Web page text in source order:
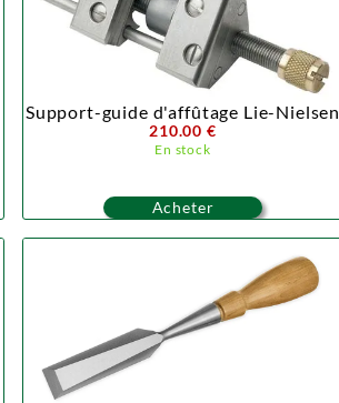
Support-guide d'affûtage Lie-Nielsen
210.00 €
En stock
Acheter